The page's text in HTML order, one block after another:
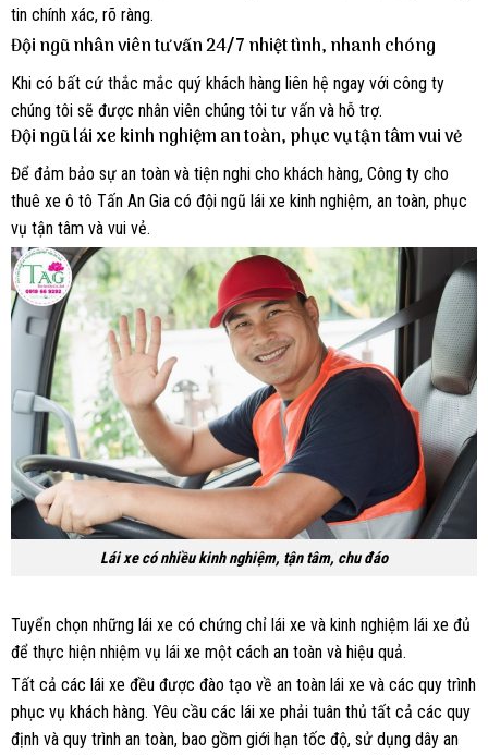
tin chính xác, rõ ràng.
Đội ngũ nhân viên tư vấn 24/7 nhiệt tình, nhanh chóng
Khi có bất cứ thắc mắc quý khách hàng liên hệ ngay với công ty
chúng tôi sẽ được nhân viên chúng tôi tư vấn và hỗ trợ.
Đội ngũ lái xe kinh nghiệm an toàn, phục vụ tận tâm vui vẻ
Để đảm bảo sự an toàn và tiện nghi cho khách hàng, Công ty cho
thuê xe ô tô Tấn An Gia có đội ngũ lái xe kinh nghiệm, an toàn, phục
vụ tận tâm và vui vẻ.
Lái xe có nhiều kinh nghiệm, tận tâm, chu đáo
Tuyển chọn những lái xe có chứng chỉ lái xe và kinh nghiệm lái xe đủ
để thực hiện nhiệm vụ lái xe một cách an toàn và hiệu quả.
Tất cả các lái xe đều được đào tạo về an toàn lái xe và các quy trình
phục vụ khách hàng. Yêu cầu các lái xe phải tuân thủ tất cả các quy
định và quy trình an toàn, bao gồm giới hạn tốc độ, sử dụng dây an